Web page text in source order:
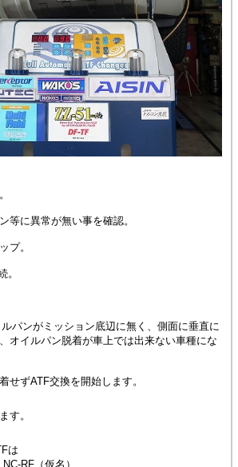
。
等に異常が無い事を確認。
プ。
。
パンがミッション底辺に無く、側面に垂直に
オイルパン脱着が車上では出来ない車種にな
せずATF交換を開始します。
す。
は
RF（仮名）